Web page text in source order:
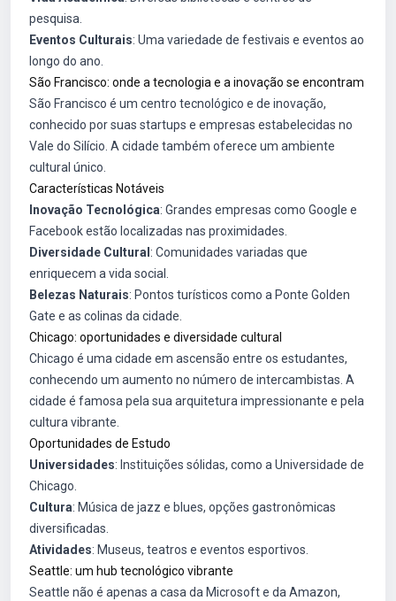
pesquisa.
Eventos Culturais: Uma variedade de festivais e eventos ao
longo do ano.
São Francisco: onde a tecnologia e a inovação se encontram
São Francisco é um centro tecnológico e de inovação,
conhecido por suas startups e empresas estabelecidas no
Vale do Silício. A cidade também oferece um ambiente
cultural único.
Características Notáveis
Inovação Tecnológica: Grandes empresas como Google e
Facebook estão localizadas nas proximidades.
Diversidade Cultural : Comunidades variadas que
enriquecem a vida social.
Belezas Naturais: Pontos turísticos como a Ponte Golden
Gate e as colinas da cidade.
Chicago: oportunidades e diversidade cultural
Chicago é uma cidade em ascensão entre os estudantes,
conhecendo um aumento no número de intercambistas. A
cidade é famosa pela sua arquitetura impressionante e pela
cultura vibrante.
Oportunidades de Estudo
Universidades: Instituições sólidas, como a Universidade de
Chicago.
Cultura: Música de jazz e blues, opções gastronômicas
diversificadas.
Atividades: Museus, teatros e eventos esportivos.
Seattle: um hub tecnológico vibrante
Seattle não é apenas a casa da Microsoft e da Amazon,